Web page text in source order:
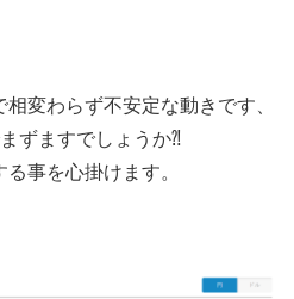
相変わらず不安定な動きです、
ずますでしょうか⁈
事を心掛けます。